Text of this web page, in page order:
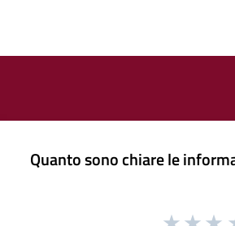
Quanto sono chiare le